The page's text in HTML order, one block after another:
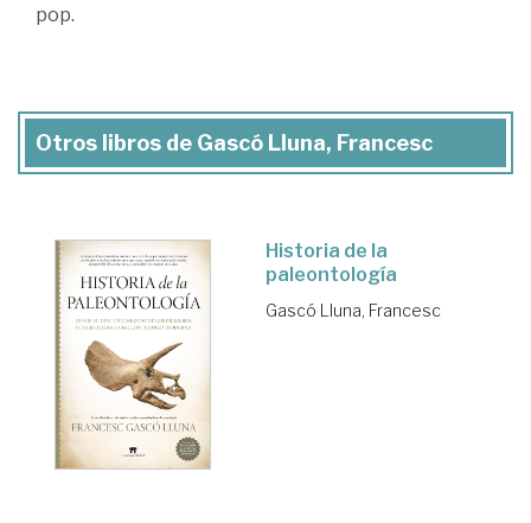
pop.
Otros libros de Gascó Lluna, Francesc
Historia de la
paleontología
Gascó Lluna, Francesc